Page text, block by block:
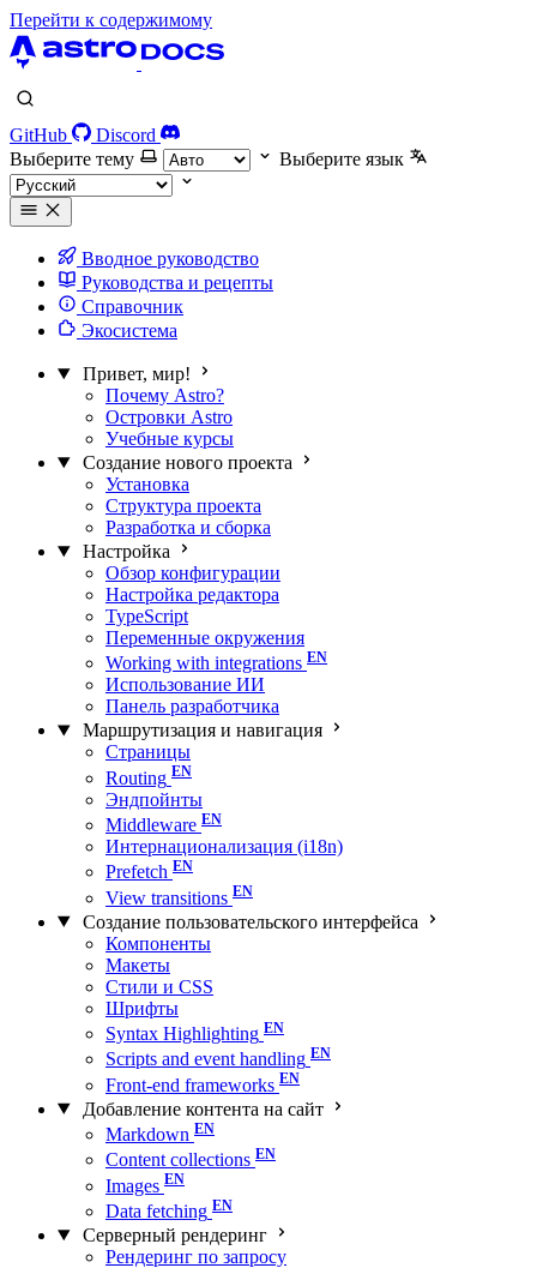
Перейти к содержимому
GitHub
Discord
Выберите тему
Выберите язык
Вводное руководство
Руководства и рецепты
Справочник
Экосистема
Привет, мир!
Почему Astro?
Островки Astro
Учебные курсы
Создание нового проекта
Установка
Структура проекта
Разработка и сборка
Настройка
Обзор конфигурации
Настройка редактора
TypeScript
Переменные окружения
Working with integrations
Использование ИИ
Панель разработчика
Маршрутизация и навигация
Страницы
Routing
Эндпойнты
Middleware
Интернационализация (i18n)
Prefetch
View transitions
Создание пользовательского интерфейса
Компоненты
Макеты
Стили и CSS
Шрифты
Syntax Highlighting
Scripts and event handling
Front-end frameworks
Добавление контента на сайт
Markdown
Content collections
Images
Data fetching
Серверный рендеринг
Рендеринг по запросу